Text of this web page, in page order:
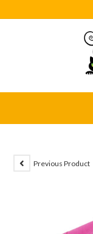
Previous Product